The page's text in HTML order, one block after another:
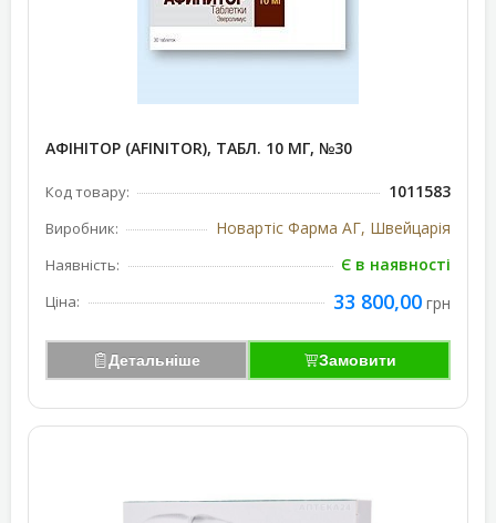
АФІНІТОР (AFINITOR), ТАБЛ. 10 МГ, №30
Код товару: 1011583
Виробник: Новартіс Фарма АГ, Швейцарія
Наявність: Є в наявності
Ціна: 33 800,00 грн
Детальніше Замовити